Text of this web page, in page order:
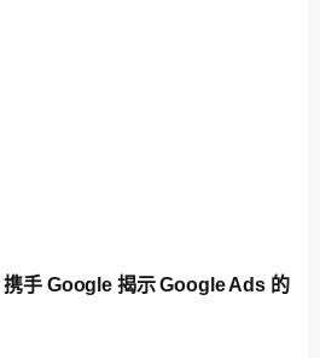
手 Google 揭示 Google Ads 的